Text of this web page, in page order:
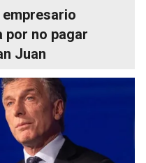
por no pagar
Juan